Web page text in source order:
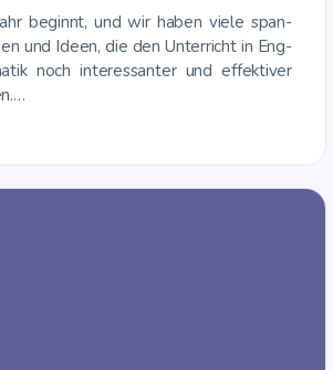
beginnt, und wir haben vie­le span­
und Ideen, die den Unter­richt in Eng­
noch inter­es­san­ter und effek­ti­ver